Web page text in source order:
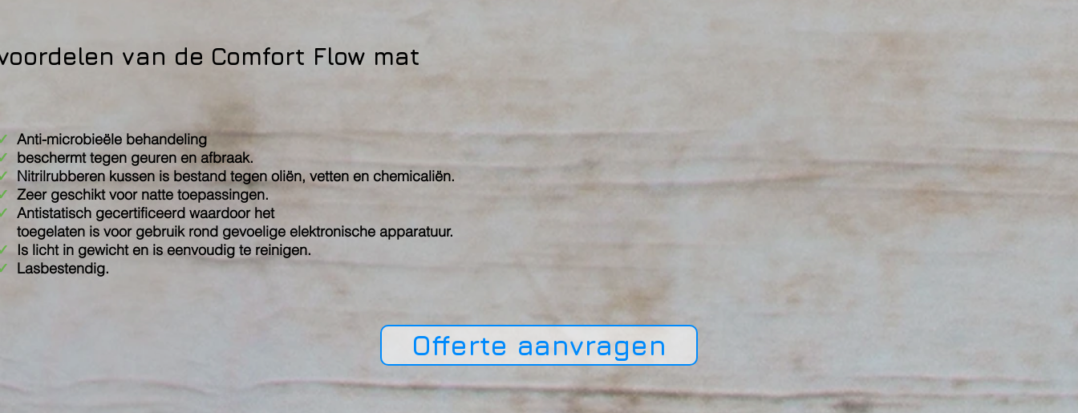
van de Comfort Flow mat
Anti-microbieële behandeling
beschermt tegen geuren en afbraak.
Nitrilrubberen kussen is bestand tegen oliën, vetten en chemicaliën.
Zeer geschikt voor natte toepassingen.
Antistatisch gecertificeerd waardoor het
is voor gebruik rond gevoelige elektronische apparatuur.
Is licht in gewicht en is eenvoudig te reinigen.
Lasbestendig.
Offerte aanvragen